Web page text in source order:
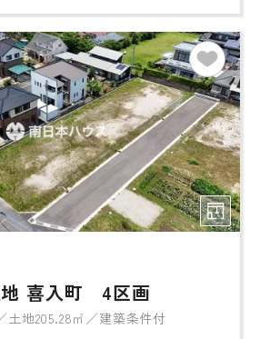
地 喜入町 4区画
土地205.28㎡／建築条件付